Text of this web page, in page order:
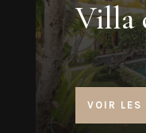
Villa
VOIR LES